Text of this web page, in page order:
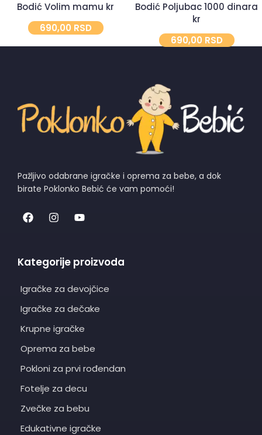
Bodić Volim mamu kr
690,00 RSD
Bodić Poljubac 1000 dinara
kr
690,00 RSD
Pažljivo odabrane igračke i oprema za bebe, a dok
birate Poklonko Bebić će vam pomoći!
Kategorije proizvoda
Igračke za devojčice
Igračke za dečake
Krupne igračke
Oprema za bebe
Pokloni za prvi rođendan
Fotelje za decu
Zvečke za bebu
Edukativne igračke